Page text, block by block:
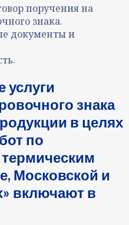
поручения на
знака.
документы и
знака
в целях
по
Московской и
включают в